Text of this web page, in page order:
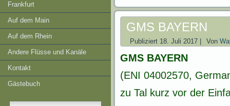
Frankfurt
Auf dem Main
Auf dem Rhein
Andere Flüsse und Kanäle
Kontakt
Gästebuch
GMS BAYERN
Publiziert 18. Juli 2017 Von
GMS BAYERN
(ENI 04002570,
zu Tal kurz vor der